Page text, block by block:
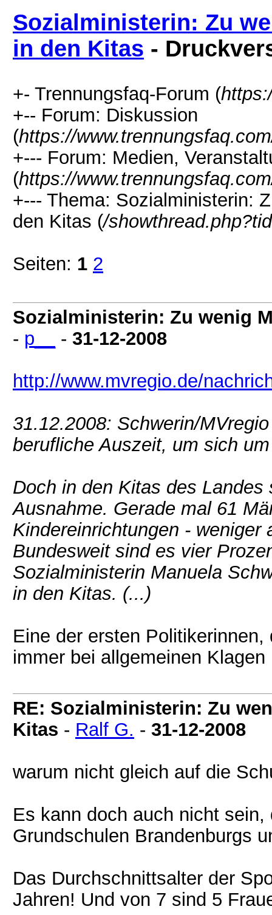
Sozialministerin: Zu
in den Kitas -
+- Trennungsfaq-Forum (
+-- Forum: Diskussion
(https://
+--- Forum: Medien,
(https://
+--- Thema: Sozialministerin:
den Kitas (/
Seiten: 1 2
Sozialministerin: Zu wenig
- p__ - 31-12-2008
http://www.mvregio.de/
31.12.2008: Schwerin/
berufliche Auszeit, um sich
Doch in den Kitas des
Ausnahme. Gerade mal 61
Kindereinrichtungen -
Bundesweit sind es vier
Sozialministerin Manuela
in den Kitas. (...)
Eine der ersten
immer bei allgemeinen Klagen
RE: Sozialministerin: Zu
Kitas - Ralf G. - 31-12-2008
warum nicht gleich auf die
Es kann doch auch nicht
Grundschulen Brandenburgs
Das Durchschnittsalter der
Jahren! Und von 7 sind 5